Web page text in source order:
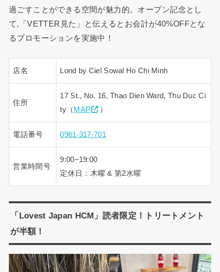
過ごすことができる空間が魅力的。オープン記念とし
て,「VETTER見た」と伝えるとお会計が40%OFFとな
るプロモーションを実施中！
店名 Lond by Ciel Sowal Ho Chi Minh
住所
17 St., No. 16, Thao Dien Ward, Thu Duc Ci
ty（ MAP ）
電話番号 0961-317-701
営業時間号
9:00−19:00
定休日：木曜 & 第2水曜
「Lovest Japan HCM」読者限定！トリートメント
が半額！